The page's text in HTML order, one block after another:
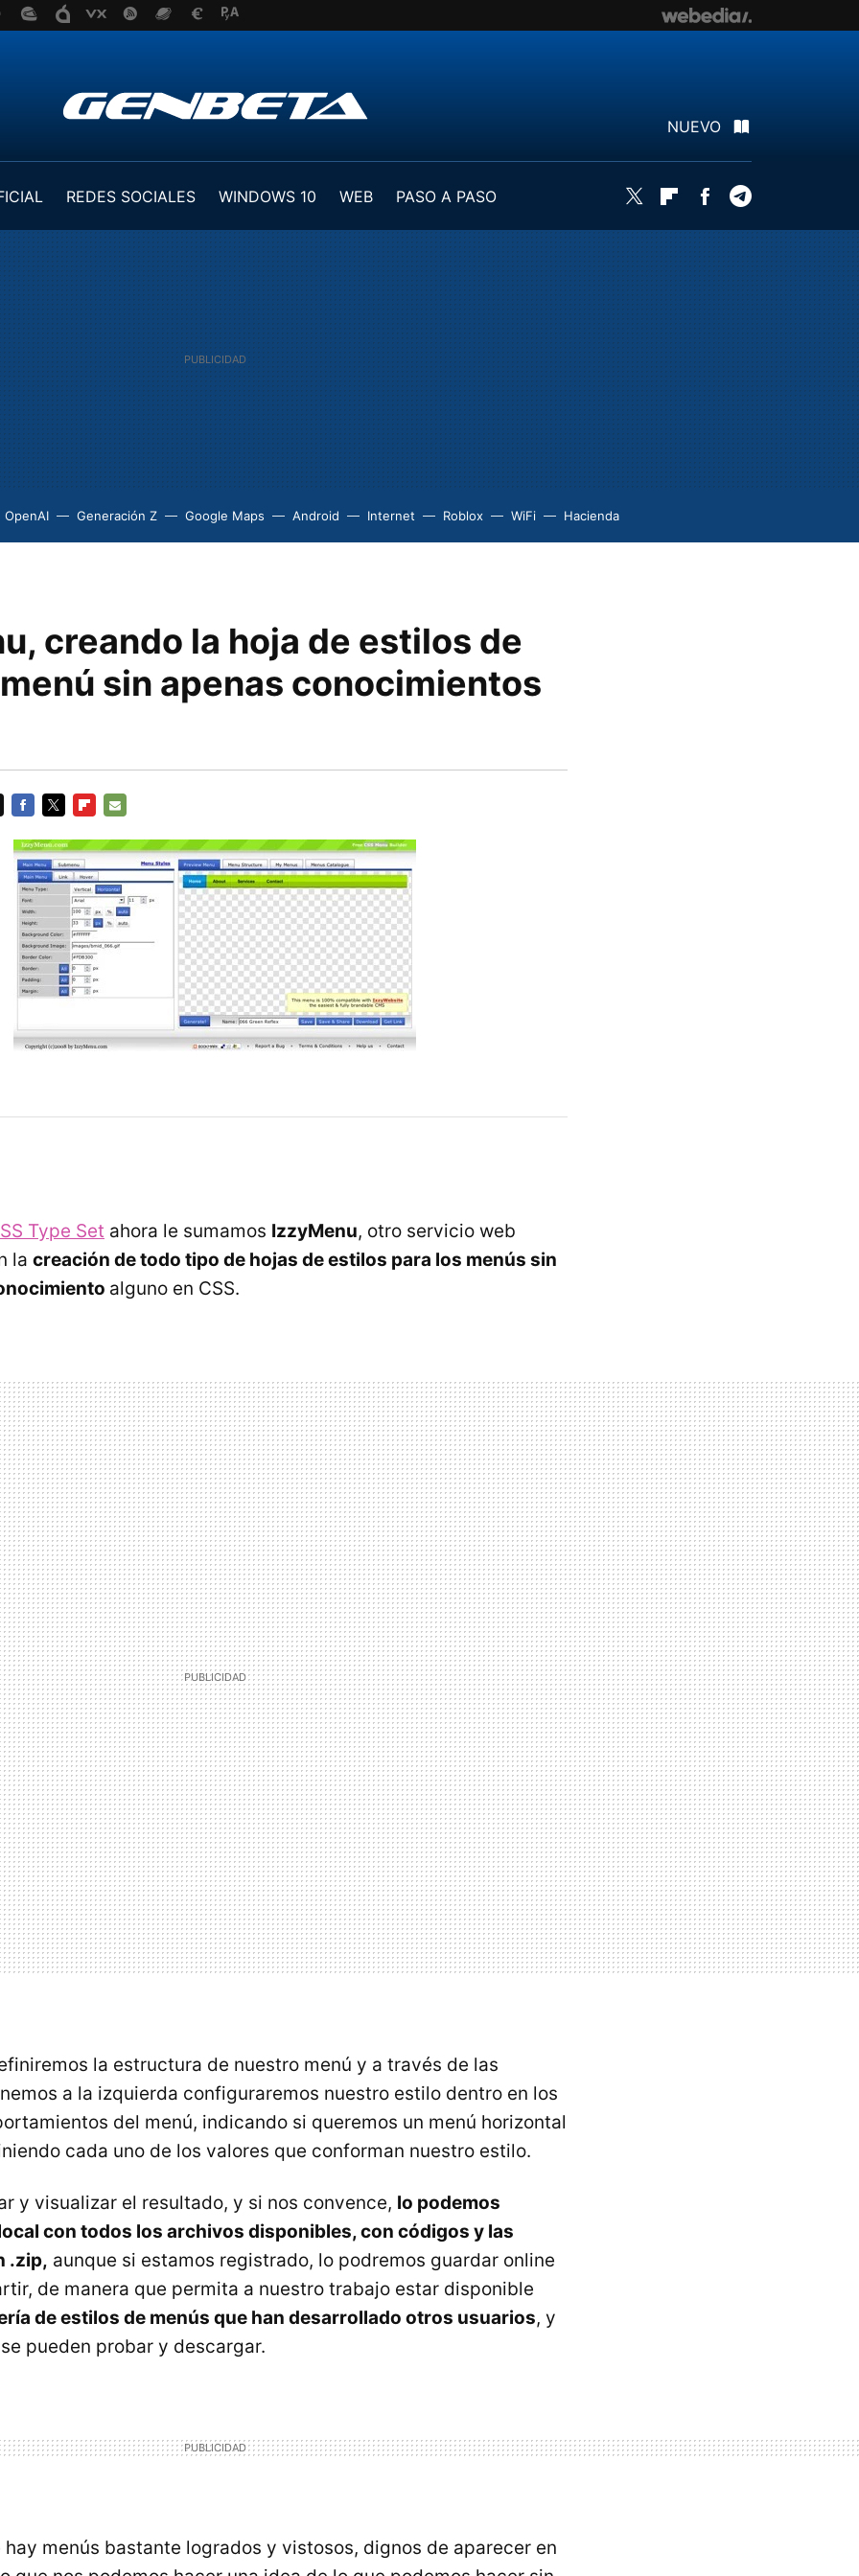
NUEVO
REDES SOCIALES WINDOWS 10 WEB
PASO A PASO
Twitter FlipboardFacebook
OpenAI Generación Z Google Maps Android Internet Roblox WiFi Hacienda
creando la hoja de estilos de
sin apenas conocimientos
MAIL
Type Set ahora le sumamos IzzyMenu, otro servicio web
la creación de todo tipo de hojas de estilos para los menús sin
alguno en CSS.
la estructura de nuestro menú y a través de las
a la izquierda configuraremos nuestro estilo dentro en los
del menú, indicando si queremos un menú horizontal
cada uno de los valores que conforman nuestro estilo.
y visualizar el resultado, y si nos convence, lo podemos
con todos los archivos disponibles, con códigos y las
.zip, aunque si estamos registrado, lo podremos guardar online
de manera que permita a nuestro trabajo estar disponible
de estilos de menús que han desarrollado otros usuarios, y
pueden probar y descargar.
menús bastante logrados y vistosos, dignos de aparecer en